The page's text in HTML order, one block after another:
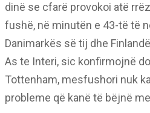
dinë se cfarë provokoi atë
fushë, në minutën e 43-të të
Danimarkës së tij dhe
As te Interi, sic konfirmojnë
Tottenham, mesfushori nuk
probleme që kanë të bëjnë